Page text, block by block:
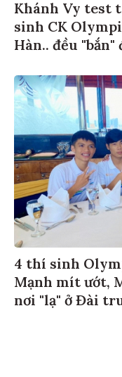
Khánh Vy test
sinh CK
Hàn.. đều "bắn"
4 thí sinh
Mạnh mít ướt,
nơi "lạ" ở Đài